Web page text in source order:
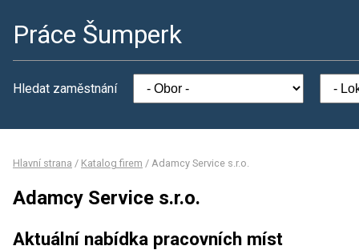
Práce Šumperk
Hledat zaměstnání
Hlavní strana / Katalog firem / Adamcy Service s.r.o.
Adamcy Service s.r.o.
Aktuální nabídka pracovních míst